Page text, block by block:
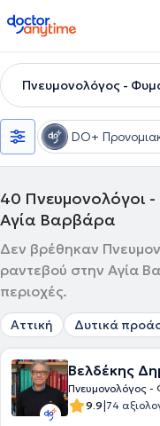
doctoranytime
Πνευμονολόγος -
DO+
40 Πνευμονολόγοι
Αγία Βαρβάρα
Δεν βρέθηκαν
ραντεβού στην Αγία
περιοχές.
Αττική Δυτικά
Βελδέκης
Πνευμονολόγος -
9.9|74